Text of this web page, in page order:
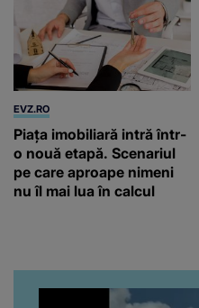
EVZ.RO
Piața imobiliară intră într-
o nouă etapă. Scenariul
pe care aproape nimeni
nu îl mai lua în calcul